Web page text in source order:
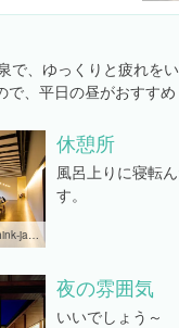
、ゆっくりと疲れをい
、平日の昼がおすすめ
休憩所
風呂上りに寝転
す。
夜の雰囲気
いいでしょう～